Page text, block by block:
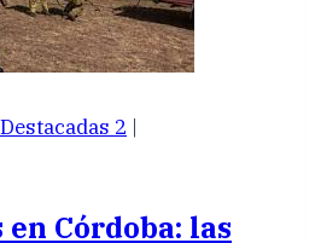
Destacadas 2 |
Córdoba: las